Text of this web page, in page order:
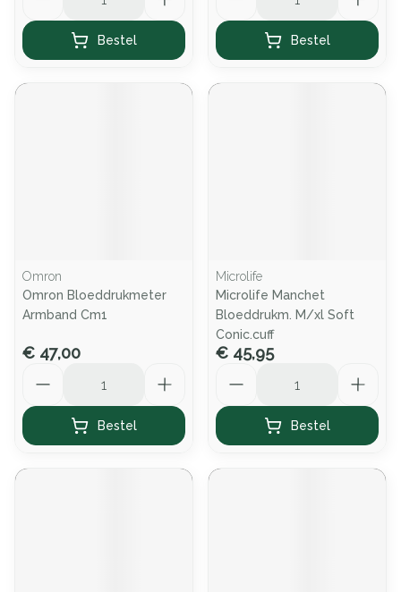
Bestel Bestel
Omron
Omron Bloeddrukmeter
Armband Cm1
€ 47,00
Bestel
Microlife
Microlife Manchet
Bloeddrukm. M/xl Soft
Conic.cuff
€ 45,95
Bestel